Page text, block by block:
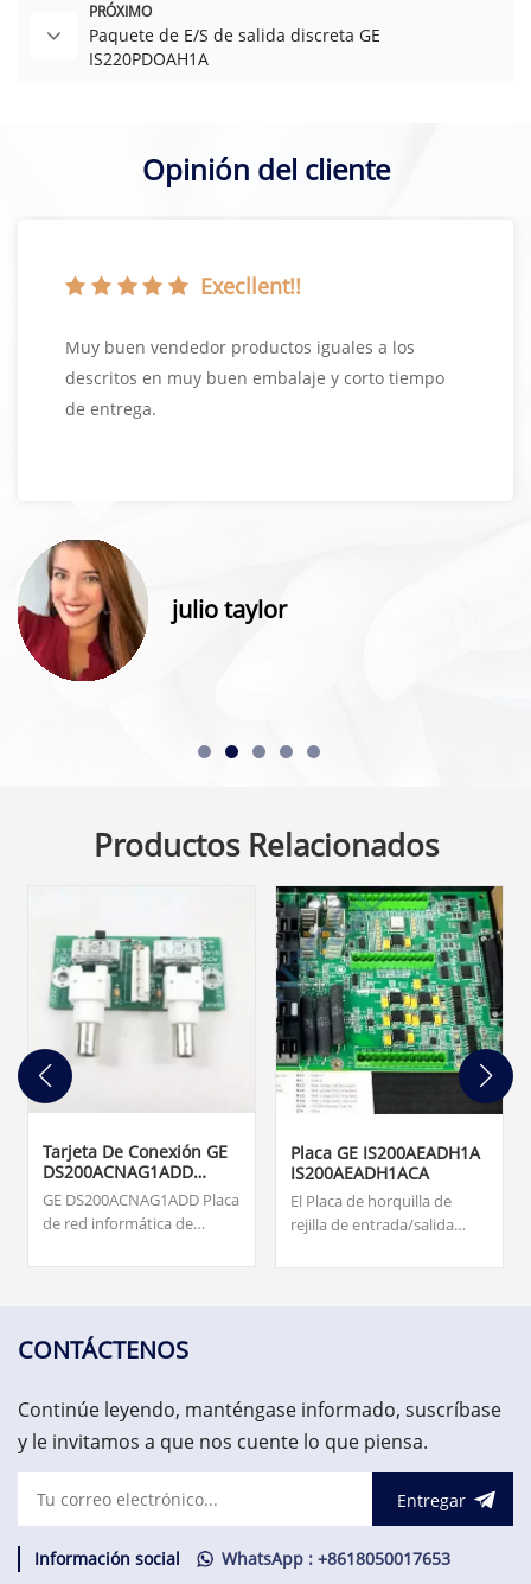
PRÓXIMO
Paquete de E/S de salida discreta GE
IS220PDOAH1A
Opinión del cliente
Execllent!!
Muy buen vendedor productos iguales a los
descritos en muy buen embalaje y corto tiempo
de entrega.
julio taylor
Productos Relacionados
Tarjeta De Conexión GE
DS200ACNAG1ADD
ARCNET
GE DS200ACNAG1ADD Placa
de red informática de
(ARCNET). Origen... tarjetas,
sistema de protección de
activos. US$3.000,00
Placa GE IS200AEADH1A
IS200AEADH1ACA
El Placa de horquilla de
rejilla de entrada/salida
fabricado por la empresa
turbinas eólicas.
CONTÁCTENOS
Continúe leyendo, manténgase informado, suscríbase
y le invitamos a que nos cuente lo que piensa.
Entregar
Información social WhatsApp : +8618050017653